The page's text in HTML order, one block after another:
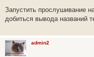
о
щ
е
Запустить прослушивание
добиться вывода названий
admin2